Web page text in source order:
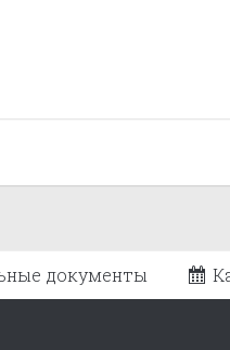
документы